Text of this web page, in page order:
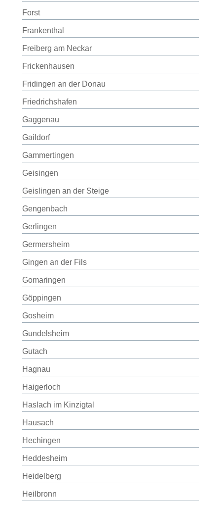
Forst
Frankenthal
Freiberg am Neckar
Frickenhausen
Fridingen an der Donau
Friedrichshafen
Gaggenau
Gaildorf
Gammertingen
Geisingen
Geislingen an der Steige
Gengenbach
Gerlingen
Germersheim
Gingen an der Fils
Gomaringen
Göppingen
Gosheim
Gundelsheim
Gutach
Hagnau
Haigerloch
Haslach im Kinzigtal
Hausach
Hechingen
Heddesheim
Heidelberg
Heilbronn